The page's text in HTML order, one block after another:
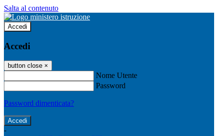
Salta al contenuto
Accedi
Accedi
button close ×
Nome Utente
Password
Password dimenticata?
-